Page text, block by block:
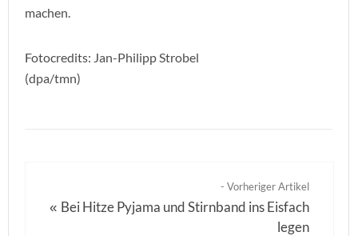
machen.
Fotocredits: Jan-Philipp Strobel
(dpa/tmn)
- Vorheriger Artikel
« Bei Hitze Pyjama und Stirnband ins Eisfach
legen